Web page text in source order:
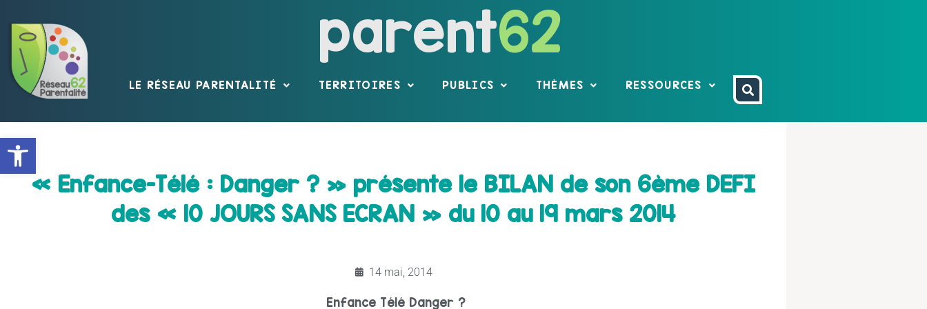
Ouvrir la barre d’outils
parent62
LE RÉSEAU PARENTALITÉ TERRITOIRES PUBLICS THÈMES RESSOURCES
« Enfance-Télé : Danger ? » présente le BILAN de son 6ème DEFI
des « 10 JOURS SANS ECRAN » du 10 au 19 mars 2014
14 mai, 2014
Enfance Télé Danger ?